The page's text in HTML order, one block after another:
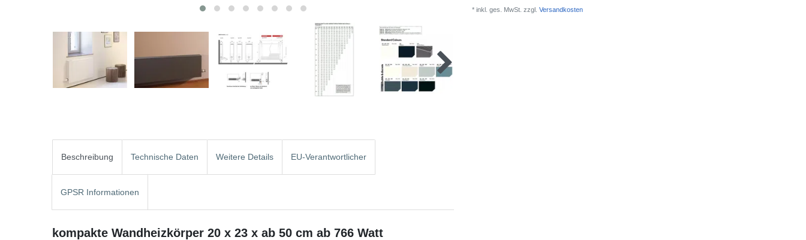
* inkl. ges. MwSt. zzgl. Versandkosten
Beschreibung Technische Daten Weitere Details EU-Verantwortlicher
GPSR Informationen
kompakte Wandheizkörper 20 x 23 x ab 50 cm ab 766 Watt